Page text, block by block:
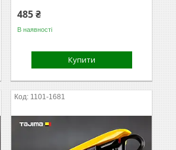
485 ₴
В наявності
Купити
1101-1681